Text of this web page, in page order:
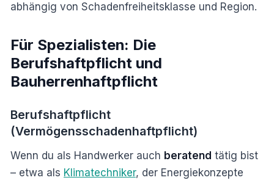
abhängig von Schadenfreiheitsklasse und Region.
Für Spezialisten: Die
Berufshaftpflicht und
Bauherrenhaftpflicht
Berufshaftpflicht
(Vermögensschadenhaftpflicht)
Wenn du als Handwerker auch beratend tätig bist
– etwa als Klimatechniker, der Energiekonzepte